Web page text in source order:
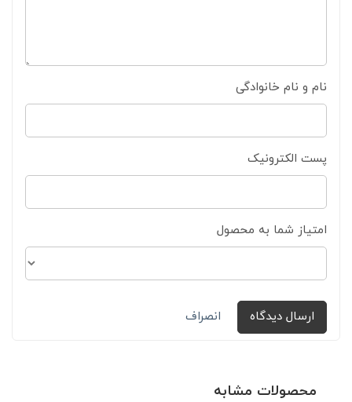
نام و نام خانوادگی
پست الکترونیک
امتیاز شما به محصول
ارسال دیدگاه انصراف
محصولات مشابه